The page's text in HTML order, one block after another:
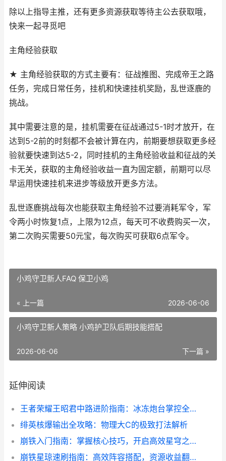
除以上指导主推，还有更多资源获取等待主公去获取哦，
快来一起寻觅吧
主角经验获取
★ 主角经验获取的方式主要有：征战推图、完成帝王之路
任务，完成日常任务，挂机和快速挂机奖励，乱世逐鹿的
挑战。
其中需要注意的是，挂机需要在征战通过5-1时才放开，在
达到5-2前的时刻都不会被计算在内，前期要想获取更多经
验就要快速到达5-2，同时挂机的主角经验收益和征战的关
卡无关，获取的主角经验收益一直为固定额，前期可以尽
早运用快速挂机来进步等级放开更多方法。
乱世逐鹿挑战每次也能获取主角经验不过要消耗军令，军
令两小时恢复1点，上限为12点，每天可不收费购买一次，
第二次购买需要50元宝，每次购买可获取6点军令。
小鸡守卫新人FAQ 保卫小鸡
« 上一篇 2026-06-06
小鸡守卫新人策略 小鸡护卫队后期技能搭配
下一篇 »
2026-06-06
延伸阅读
王者荣耀王昭君中路进阶指南：冰冻炮台掌控全场！
绯英核爆输出全攻略：物理大C的极致打法解析
崩铁入门指南：掌握核心技巧，开启高效星穹之旅！
崩铁星琼速刷指南：高效阵容搭配，资源收益翻倍！